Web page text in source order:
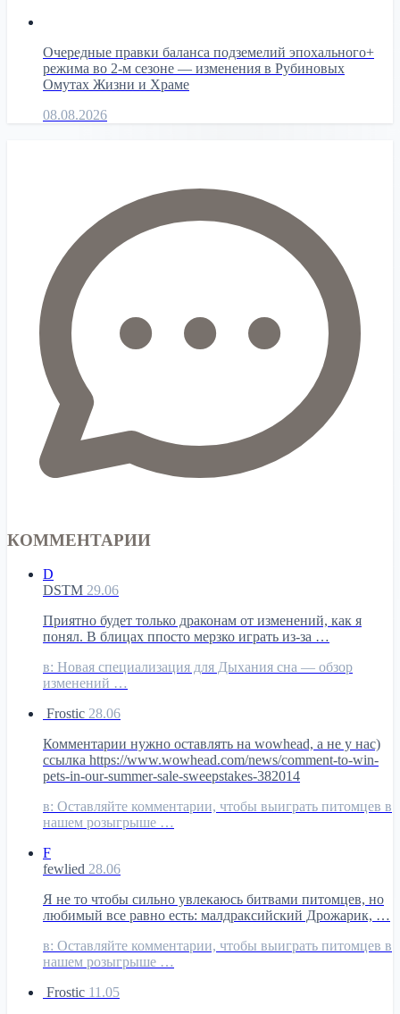
Очередные правки баланса подземелий эпохального+
режима во 2-м сезоне — изменения в Рубиновых
Омутах Жизни и Храме
08.08.2026
КОММЕНТАРИИ
D
DSTM 29.06
Приятно будет только драконам от изменений, как я
понял. В блицах ппосто мерзко играть из-за …
в: Новая специализация для Дыхания сна — обзор
изменений …
Frostic 28.06
Комментарии нужно оставлять на wowhead, а не у нас)
ссылка https://www.wowhead.com/news/comment-to-win-
pets-in-our-summer-sale-sweepstakes-382014
в: Оставляйте комментарии, чтобы выиграть питомцев в
нашем розыгрыше …
F
fewlied 28.06
Я не то чтобы сильно увлекаюсь битвами питомцев, но
любимый все равно есть: малдраксийский Дрожарик, …
в: Оставляйте комментарии, чтобы выиграть питомцев в
нашем розыгрыше …
Frostic 11.05